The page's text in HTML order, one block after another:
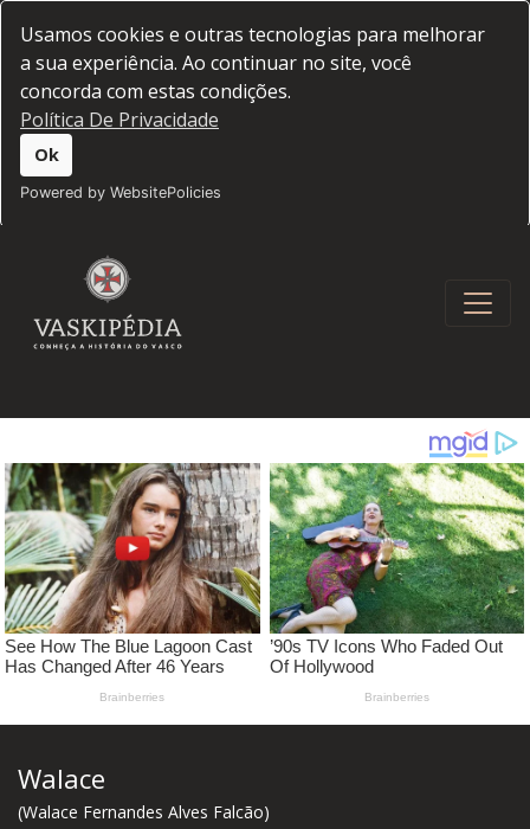
Usamos cookies e outras tecnologias para melhorar
a sua experiência. Ao continuar no site, você
concorda com estas condições.
Política De Privacidade
Ok
Powered by WebsitePolicies
Walace
(Walace Fernandes Alves Falcão)